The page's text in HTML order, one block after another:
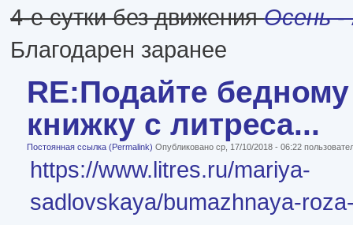
4-е сутки без движенияОсень-
Благодарен заранее
RE:Подайте
книжку с литреса...
Постоянная ссылка (Permalink) Опубликовано ср, 17/10/2018 - 06:22
https://www.litres.ru/mariya-
sadlovskaya/bumazhnaya-